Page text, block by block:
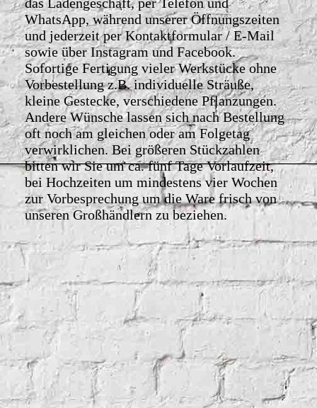
WhatsApp, während unserer Öffnungszeiten
und jederzeit per Kontaktformular / E-Mail
sowie über Instagram und Facebook.
Sofortige Fertigung vieler Werkstücke ohne
Vorbestellung z.B. individuelle Sträuße,
kleine Gestecke, verschiedene Pflanzungen.
Andere Wünsche lassen sich nach Bestellung
oft noch am gleichen oder am Folgetag
verwirklichen. Bei größeren Stückzahlen
bitten wir Sie um ca. fünf Tage Vorlaufzeit,
bei Hochzeiten um mindestens vier Wochen
zur Vorbesprechung um die Ware frisch von
unseren Großhändlern zu beziehen.